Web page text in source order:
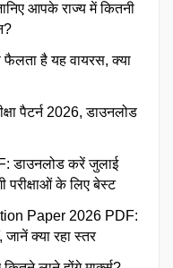
आपके राज्य में कितनी
है यह वायरस, क्या
पैटर्न 2026, डाउनलोड
डाउनलोड करें जुलाई
परीक्षाओं के लिए बेस्ट
Paper 2026 PDF:
क्या रहा स्तर